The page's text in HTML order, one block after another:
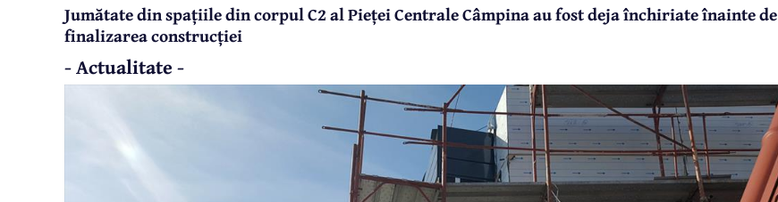
Jumătate din spațiile din corpul C2 al Pieței Centrale Câmpina au fost deja închiriate înainte de
finalizarea construcției
- Actualitate -